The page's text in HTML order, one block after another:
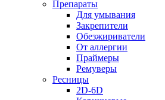
Препараты
Для умывания
Закрепители
Обезжириватели
От аллергии
Праймеры
Ремуверы
Ресницы
2D-6D